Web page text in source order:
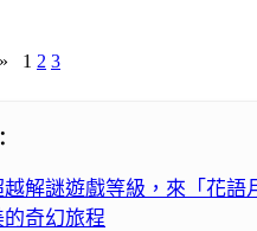
1 2 3
越解謎遊戲等級，來「花語
的奇幻旅程